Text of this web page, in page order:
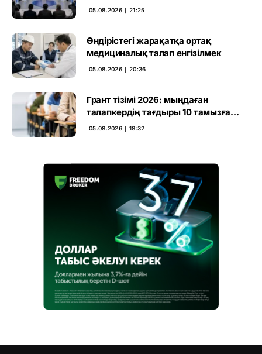
05.08.2026 ∣ 21:25
Өндірістегі жарақатқа ортақ
медициналық талап енгізілмек
05.08.2026 ∣ 20:36
Грант тізімі 2026: мыңдаған
талапкердің тағдыры 10 тамызға
дейін белгілі болады
05.08.2026 ∣ 18:32